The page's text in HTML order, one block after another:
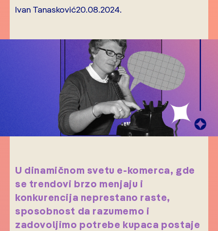
Ivan Tanasković20.08.2024.
U dinamičnom svetu e-komerca, gde
se trendovi brzo menjaju i
konkurencija neprestano raste,
sposobnost da razumemo i
zadovoljimo potrebe kupaca postaje